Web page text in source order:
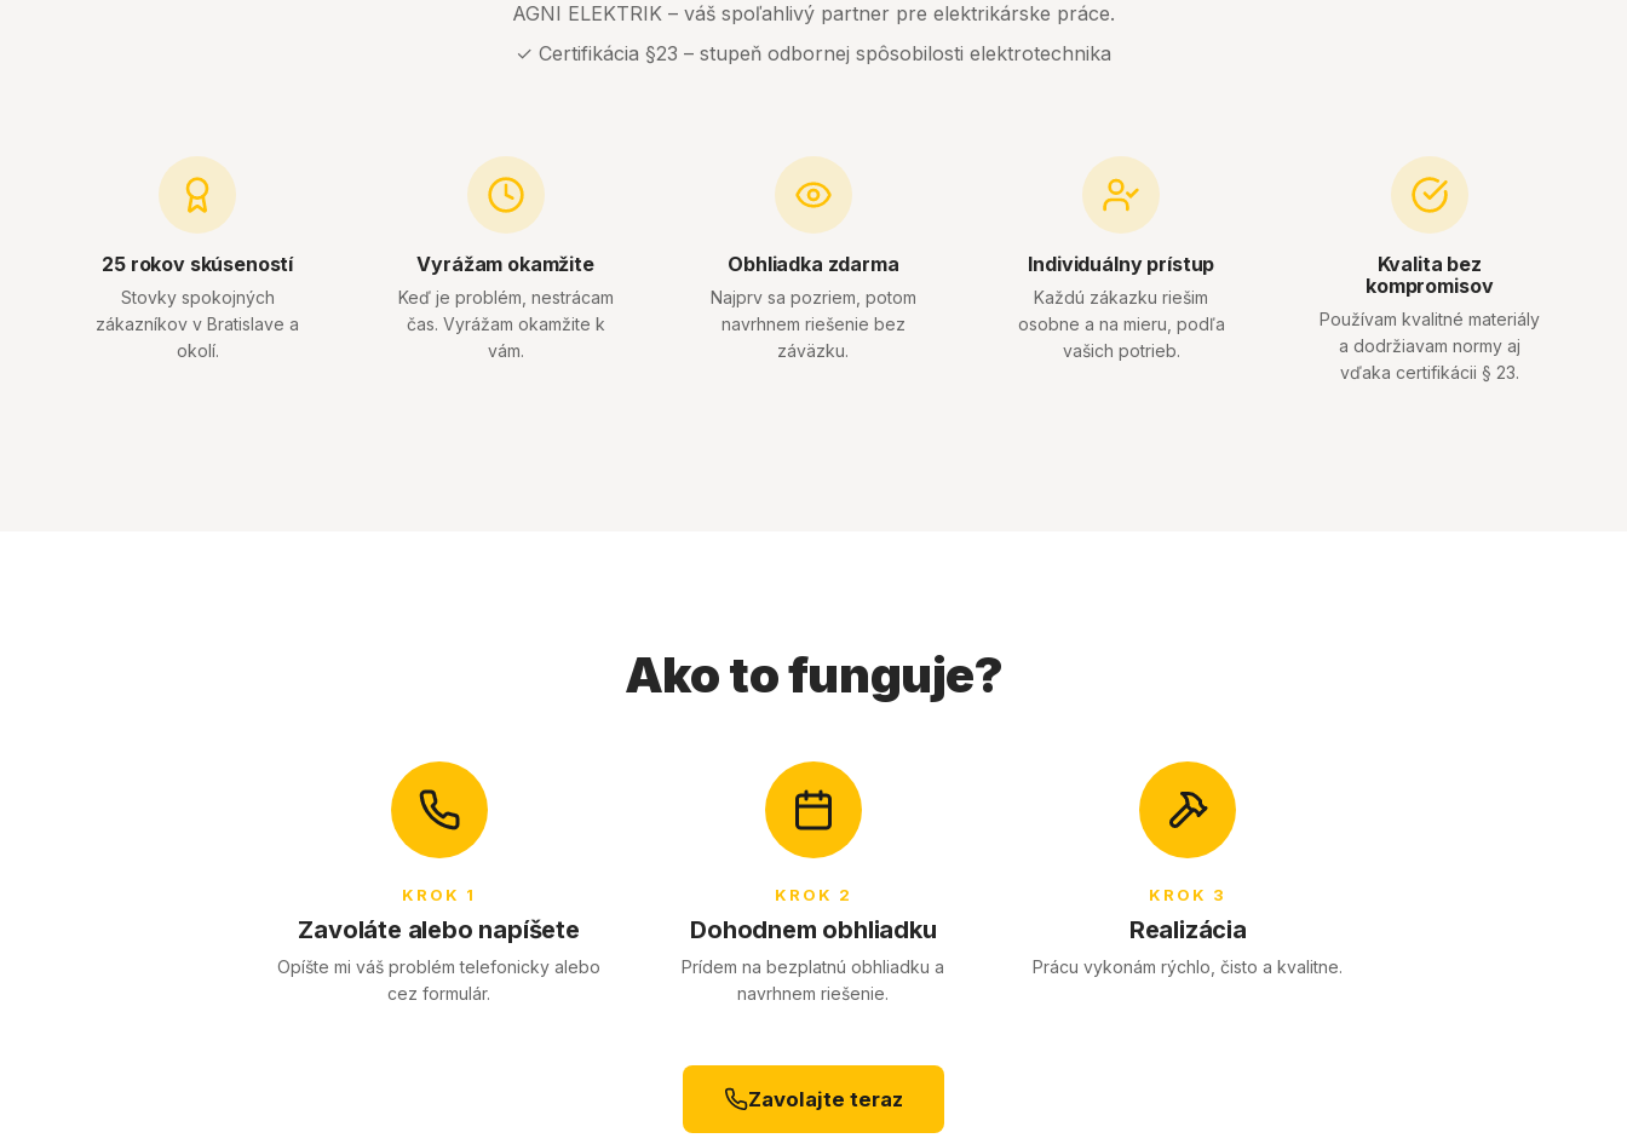
AGNI ELEKTRIK – váš spoľahlivý partner pre elektrikárske práce.
✓ Certifikácia §23 – stupeň odbornej spôsobilosti elektrotechnika
25 rokov skúseností
Stovky spokojných
zákazníkov v Bratislave a
okolí.
Vyrážam okamžite
Keď je problém, nestrácam
čas. Vyrážam okamžite k
vám.
Obhliadka zdarma
Najprv sa pozriem, potom
navrhnem riešenie bez
záväzku.
Individuálny prístup
Každú zákazku riešim
osobne a na mieru, podľa
vašich potrieb.
Kvalita bez
kompromisov
Používam kvalitné materiály
a dodržiavam normy aj
vďaka certifikácii § 23.
Ako to funguje?
KROK 1
Zavoláte alebo napíšete
Opíšte mi váš problém telefonicky alebo
cez formulár.
KROK 2
Dohodnem obhliadku
Prídem na bezplatnú obhliadku a
navrhnem riešenie.
KROK 3
Realizácia
Prácu vykonám rýchlo, čisto a kvalitne.
Zavolajte teraz